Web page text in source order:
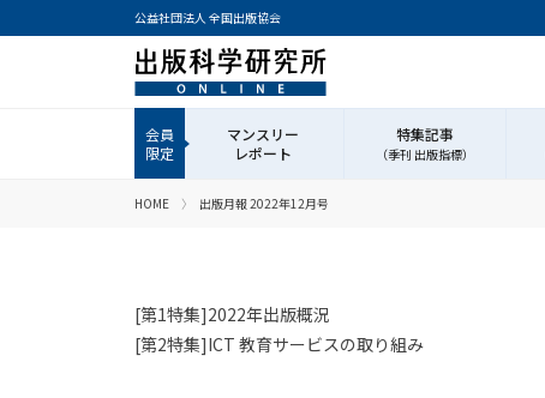
公益社団法人 全国出版協会
マンスリー
レポート
特集記事
（季刊 出版指標）
HOME 出版月報 2022年12月号
[第1特集]2022年出版概況
[第2特集]ICT 教育サービスの取り組み